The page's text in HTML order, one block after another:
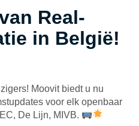
Real-
in België!
Moovit biedt u nu
voor elk openbaar
De Lijn, MIVB.